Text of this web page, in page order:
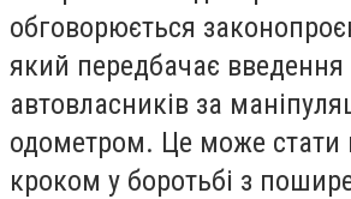
обговорюється
який передбачає
автовласників за
одометром. Це може
кроком у боротьбі з